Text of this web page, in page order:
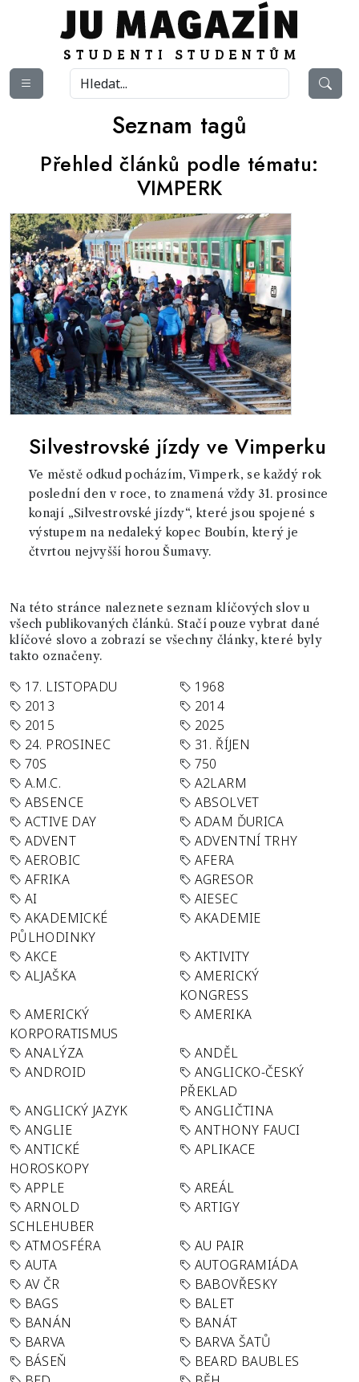
Seznam tagů
Přehled článků podle tématu:
VIMPERK
Silvestrovské jízdy ve Vimperku
Ve městě odkud pocházím, Vimperk, se každý rok
poslední den v roce, to znamená vždy 31. prosince
konají „Silvestrovské jízdy“, které jsou spojené s
výstupem na nedaleký kopec Boubín, který je
čtvrtou nejvyšší horou Šumavy.
Na této stránce naleznete seznam klíčových slov u
všech publikovaných článků. Stačí pouze vybrat dané
klíčové slovo a zobrazí se všechny články, které byly
takto označeny.
17. LISTOPADU
1968
2013
2014
2015
2025
24. PROSINEC
31. ŘÍJEN
70S
750
A.M.C.
A2LARM
ABSENCE
ABSOLVET
ACTIVE DAY
ADAM ĎURICA
ADVENT
ADVENTNÍ TRHY
AEROBIC
AFERA
AFRIKA
AGRESOR
AI
AIESEC
AKADEMICKÉ
PŮLHODINKY
AKADEMIE
AKCE
AKTIVITY
ALJAŠKA
AMERICKÝ
KONGRESS
AMERICKÝ
KORPORATISMUS
AMERIKA
ANALÝZA
ANDĚL
ANDROID
ANGLICKO-ČESKÝ
PŘEKLAD
ANGLICKÝ JAZYK
ANGLIČTINA
ANGLIE
ANTHONY FAUCI
ANTICKÉ
HOROSKOPY
APLIKACE
APPLE
AREÁL
ARNOLD
SCHLEHUBER
ARTIGY
ATMOSFÉRA
AU PAIR
AUTA
AUTOGRAMIÁDA
AV ČR
BABOVŘESKY
BAGS
BALET
BANÁN
BANÁT
BARVA
BARVA ŠATŮ
BÁSEŇ
BEARD BAUBLES